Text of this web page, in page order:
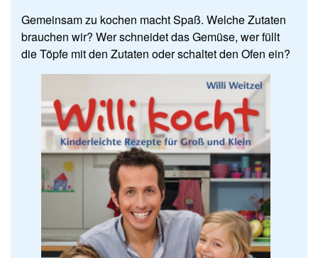
Gemeinsam zu kochen macht Spaß. Welche Zutaten
brauchen wir? Wer schneidet das Gemüse, wer füllt
die Töpfe mit den Zutaten oder schaltet den Ofen ein?